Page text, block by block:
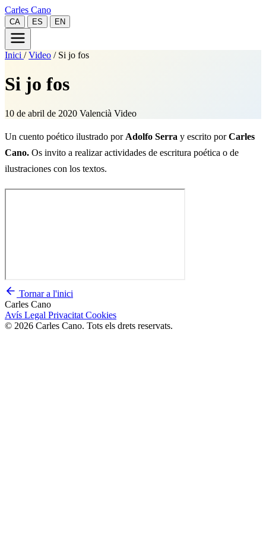
Carles Cano
CA ES EN
Inici / Video / Si jo fos
Si jo fos
10 de abril de 2020 Valencià Video
Un cuento poético ilustrado por Adolfo Serra y escrito porCarles
Cano. Os invito a realizar actividades de escritura poética o de
ilustraciones con los textos.
Tornar a l'inici
Carles Cano
Avís Legal Privacitat Cookies
© 2026 Carles Cano. Tots els drets reservats.